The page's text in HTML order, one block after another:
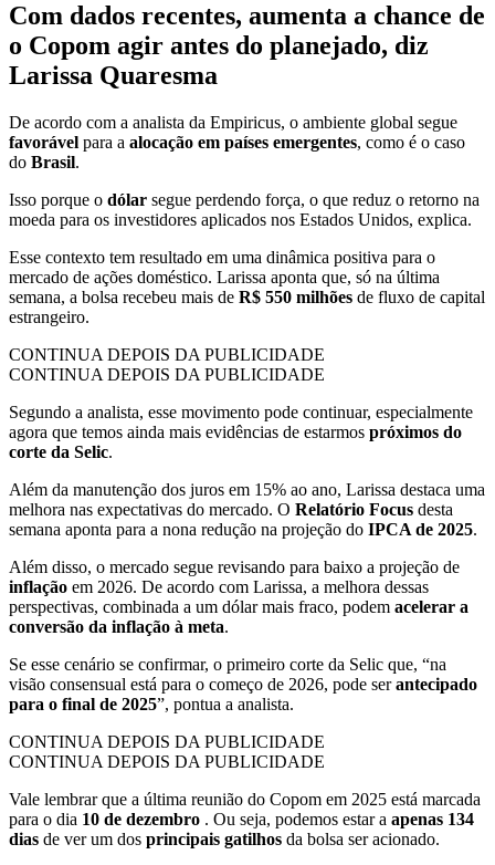
Com dados recentes, aumenta a chance de
o Copom agir antes do planejado, diz
Larissa Quaresma
De acordo com a analista da Empiricus, o ambiente global segue
favorável para a alocação em países emergentes, como é o caso
do Brasil.
Isso porque o dólar segue perdendo força, o que reduz o retorno na
moeda para os investidores aplicados nos Estados Unidos, explica.
Esse contexto tem resultado em uma dinâmica positiva para o
mercado de ações doméstico. Larissa aponta que, só na última
semana, a bolsa recebeu mais de R$ 550 milhões de fluxo de capital
estrangeiro.
CONTINUA DEPOIS DA PUBLICIDADE
CONTINUA DEPOIS DA PUBLICIDADE
Segundo a analista, esse movimento pode continuar, especialmente
agora que temos ainda mais evidências de estarmos próximos do
corte da Selic.
Além da manutenção dos juros em 15% ao ano, Larissa destaca uma
melhora nas expectativas do mercado. O Relatório Focus desta
semana aponta para a nona redução na projeção do IPCA de 2025.
Além disso, o mercado segue revisando para baixo a projeção de
inflação em 2026. De acordo com Larissa, a melhora dessas
perspectivas, combinada a um dólar mais fraco, podem acelerar a
conversão da inflação à meta.
Se esse cenário se confirmar, o primeiro corte da Selic que, “na
visão consensual está para o começo de 2026, pode serantecipado
para o final de 2025”, pontua a analista.
CONTINUA DEPOIS DA PUBLICIDADE
CONTINUA DEPOIS DA PUBLICIDADE
Vale lembrar que a última reunião do Copom em 2025 está marcada
para o dia 10 de dezembro . Ou seja, podemos estar a apenas 134
dias de ver um dos principais gatilhos da bolsa ser acionado.